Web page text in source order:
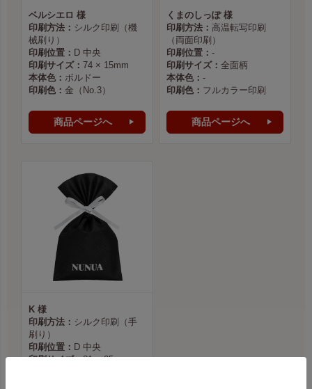
ベルシエロ 様
印刷方法： シルク印刷（機
械刷り）
印刷位置： D 中央
印刷サイズ： 74 × 15mm
本体色： ボルドー
印刷色： 金（No.3）
商品ページへ
くまのしっぽ 様
印刷方法： 高温転写印刷
（両面印刷）
印刷位置： -
印刷サイズ： 全面柄
本体色： -
印刷色： フルカラー印刷
商品ページへ
K 様
印刷方法： シルク印刷（手
刷り）
印刷位置： D 中央
印刷サイズ：81 × 35mm